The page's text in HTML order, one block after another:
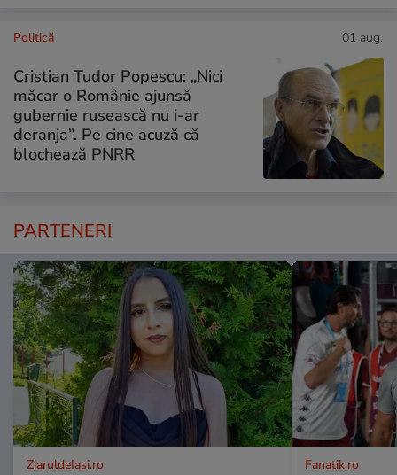
Politică 01 aug.
Cristian Tudor Popescu: „Nici
măcar o Românie ajunsă
gubernie rusească nu i-ar
deranja”. Pe cine acuză că
blochează PNRR
PARTENERI
ZiaruldeIasi.ro Fanatik.ro